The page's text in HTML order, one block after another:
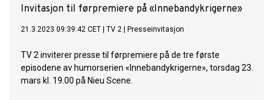
Invitasjon til førpremiere på «Innebandykrigerne»
21.3.2023 09:39:42 CET TV 2 Presseinvitasjon
TV 2 inviterer presse til førpremiere på de tre første
episodene av humorserien «Innebandykrigerne», torsdag 23.
mars kl. 19.00 på Nieu Scene.